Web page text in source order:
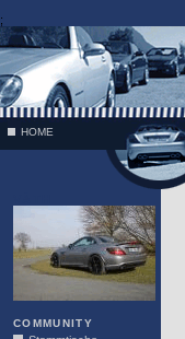
;
HOME
COMMUNITY